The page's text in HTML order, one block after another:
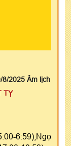
8/2025 Âm lịch
TỴ
6:59),Ngọ